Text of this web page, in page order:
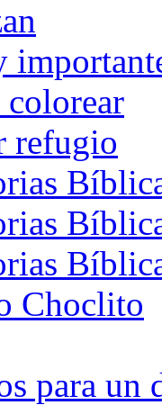
refugio
Choclito
para